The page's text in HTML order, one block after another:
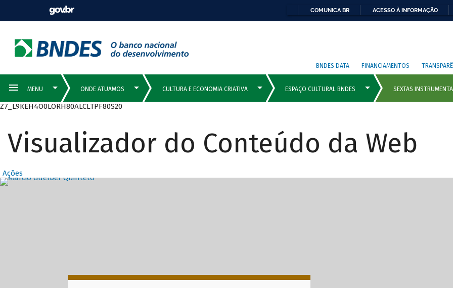
COMUNICA BR ACESSO À INFORMAÇÃO
BNDES DATA FINANCIAMENTOS
Z7_L9KEH4O0LORH80ALCLTPF80S20
Visualizador do Conteúdo da Web
Ações
Destaques Principais com